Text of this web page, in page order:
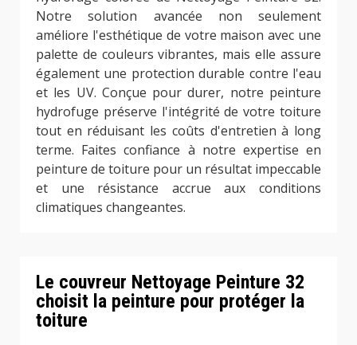
Notre solution avancée non seulement
améliore l'esthétique de votre maison avec une
palette de couleurs vibrantes, mais elle assure
également une protection durable contre l'eau
et les UV. Conçue pour durer, notre peinture
hydrofuge préserve l'intégrité de votre toiture
tout en réduisant les coûts d'entretien à long
terme. Faites confiance à notre expertise en
peinture de toiture pour un résultat impeccable
et une résistance accrue aux conditions
climatiques changeantes.
Le couvreur Nettoyage Peinture 32
choisit la peinture pour protéger la
toiture